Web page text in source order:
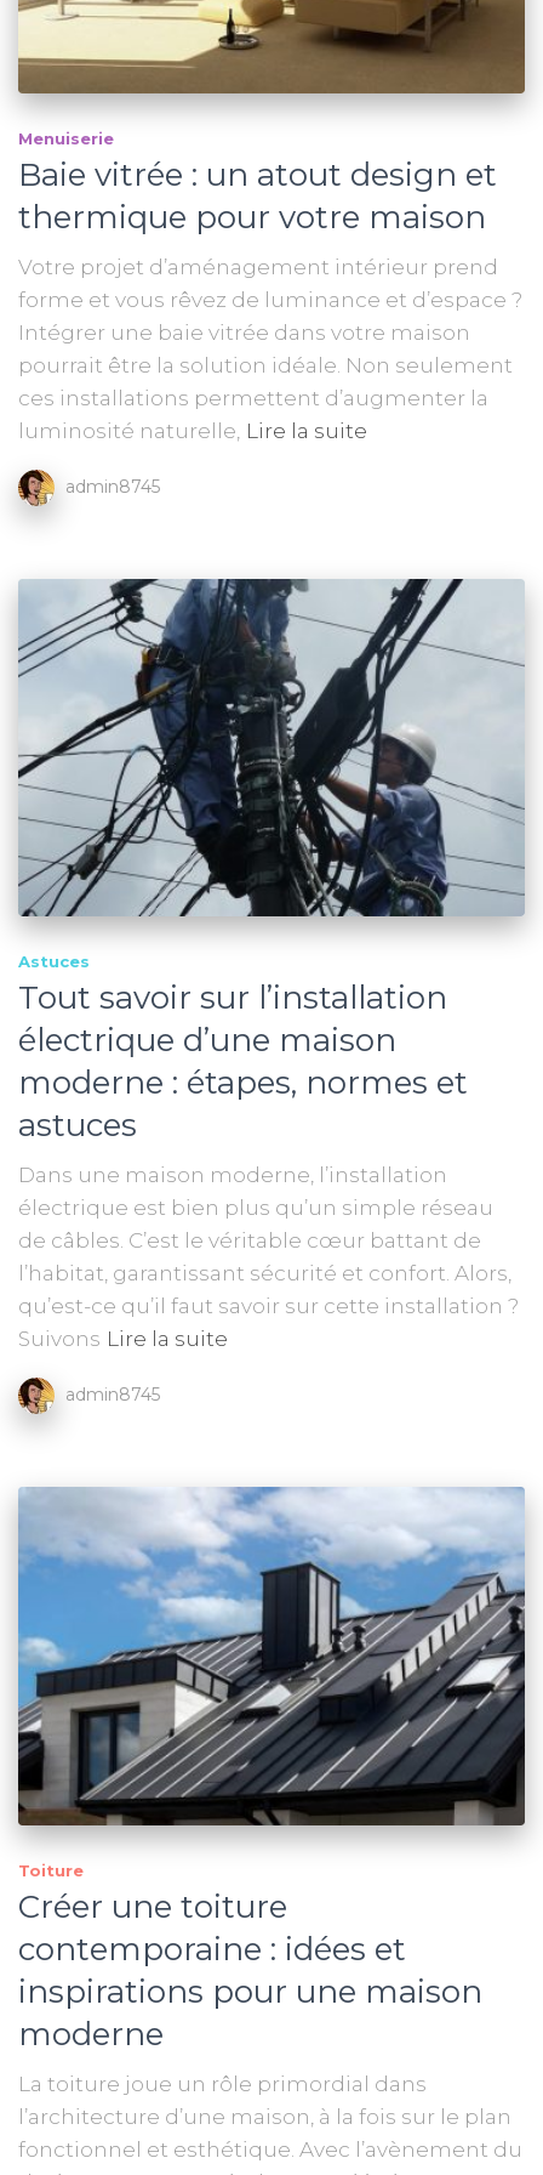
Menuiserie
Baie vitrée : un atout design et
thermique pour votre maison
Votre projet d’aménagement intérieur prend
forme et vous rêvez de luminance et d’espace ?
Intégrer une baie vitrée dans votre maison
pourrait être la solution idéale. Non seulement
ces installations permettent d’augmenter la
luminosité naturelle, Lire la suite
admin8745
Astuces
Tout savoir sur l’installation
électrique d’une maison
moderne : étapes, normes et
astuces
Dans une maison moderne, l’installation
électrique est bien plus qu’un simple réseau
de câbles. C’est le véritable cœur battant de
l’habitat, garantissant sécurité et confort. Alors,
qu’est-ce qu’il faut savoir sur cette installation ?
Suivons Lire la suite
admin8745
Toiture
Créer une toiture
contemporaine : idées et
inspirations pour une maison
moderne
La toiture joue un rôle primordial dans
l’architecture d’une maison, à la fois sur le plan
fonctionnel et esthétique. Avec l’avènement du